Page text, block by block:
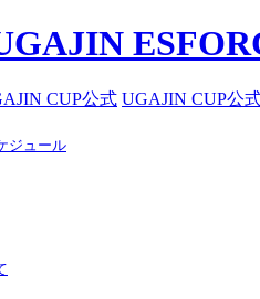
CUP公式 UGAJIN CUP公
ジュール